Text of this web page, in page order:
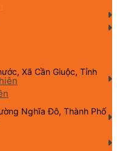
Xã Cần Giuộc, Tỉnh
Nghĩa Đô, Thành Phố